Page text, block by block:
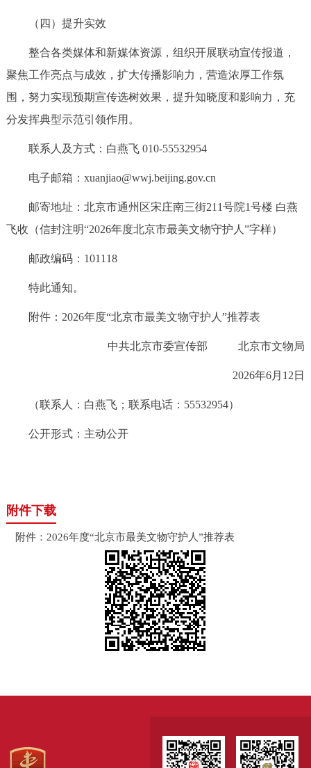
（四）提升实效
整合各类媒体和新媒体资源，组织开展联动宣传报道，
聚焦工作亮点与成效，扩大传播影响力，营造浓厚工作氛
围，努力实现预期宣传选树效果，提升知晓度和影响力，充
分发挥典型示范引领作用。
联系人及方式：白燕飞 010-55532954
电子邮箱：xuanjiao@wwj.beijing.gov.cn
邮寄地址：北京市通州区宋庄南三街211号院1号楼 白燕
飞收（信封注明“2026年度北京市最美文物守护人”字样）
邮政编码：101118
特此通知。
附件： 2026年度“北京市最美文物守护人”推荐表
中共北京市委宣传部 北京市文物局
2026年6月12日
（联系人：白燕飞；联系电话：55532954）
公开形式：主动公开
附件下载
附件：2026年度“北京市最美文物守护人”推荐表